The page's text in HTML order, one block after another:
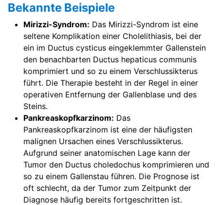
Bekannte Beispiele
Mirizzi-Syndrom: Das Mirizzi-Syndrom ist eine
seltene Komplikation einer Cholelithiasis, bei der
ein im Ductus cysticus eingeklemmter Gallenstein
den benachbarten Ductus hepaticus communis
komprimiert und so zu einem Verschlussikterus
führt. Die Therapie besteht in der Regel in einer
operativen Entfernung der Gallenblase und des
Steins.
Pankreaskopfkarzinom: Das
Pankreaskopfkarzinom ist eine der häufigsten
malignen Ursachen eines Verschlussikterus.
Aufgrund seiner anatomischen Lage kann der
Tumor den Ductus choledochus komprimieren und
so zu einem Gallenstau führen. Die Prognose ist
oft schlecht, da der Tumor zum Zeitpunkt der
Diagnose häufig bereits fortgeschritten ist.